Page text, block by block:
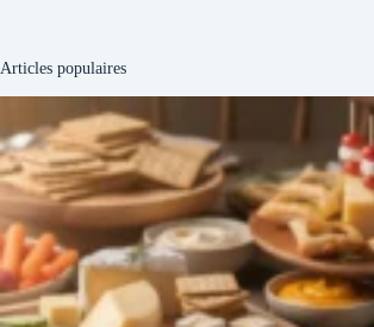
Articles populaires